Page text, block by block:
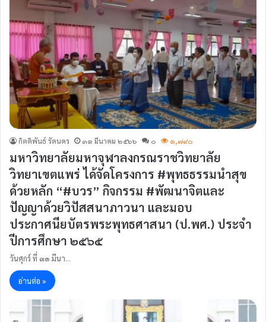
กิตติพันธ์ รัตนคร ๓๑ มีนาคม ๒๕๖๖ ๐ ๑,๗๙๐
มหาวิทยาลัยมหาจุฬาลงกรณราชวิทยาลัย
วิทยาเขตแพร่ ได้จัดโครงการ #พุทธธรรมนำสุข
ด้วยหลัก “#บวร” กิจกรรม #พัฒนาจิตและ
ปัญญาด้วยวิปัสสนาภาวนา และมอบ
ประกาศนียบัตรพระพุทธศาสนา (ป.พศ.) ประจำ
ปีการศึกษา ๒๕๖๕
วันศุกร์ ที่ ๓๑ มีนา…
อ่านต่อ »